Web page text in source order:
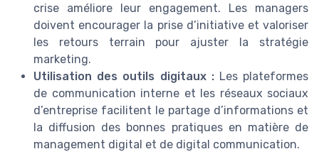
crise améliore leur engagement. Les managers
doivent encourager la prise d’initiative et valoriser
les retours terrain pour ajuster la stratégie
marketing.
Utilisation des outils digitaux :Les plateformes
de communication interne et les réseaux sociaux
d’entreprise facilitent le partage d’informations et
la diffusion des bonnes pratiques en matière de
management digital et de digital communication.